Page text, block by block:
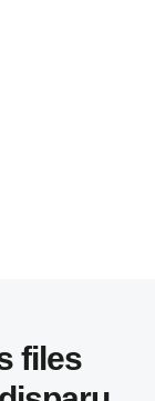
files